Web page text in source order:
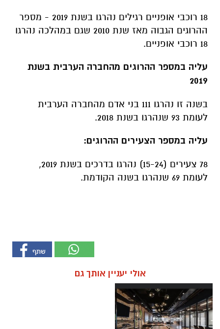
18 רוכבי אופניים רגילים נהרגו בשנת 2019 - מספר
ההרוגים הגבוה מאז שנת 2010 שגם במהלכה נהרגו
18 רוכבי אופניים.
עליה במספר ההרוגים מהחברה הערבית בשנת
2019
בשנה זו נהרגו 111 בני אדם מהחברה הערבית
לעומת 93 שנהרגו בשנת 2018.
עליה במספר הצעירים ההרוגים:
78 צעירים (15-24) נהרגו בדרכים בשנת 2019,
לעומת 69 שנהרגו בשנה הקודמת.
אולי יעניין אותך גם